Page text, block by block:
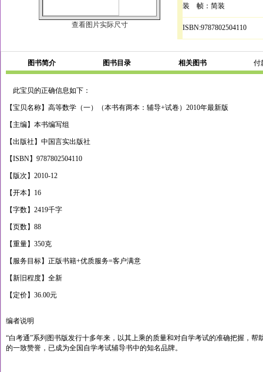
查看图片实际尺寸
装 帧：简装
ISBN:9787802504110
图书简介 图书目录 相关图书 付
此宝贝的正确信息如下：
【宝贝名称】高等数学（一）（本书有两本：辅导+试卷）2010年最新版
【主编】本书编写组
【出版社】中国言实出版社
【ISBN】9787802504110
【版次】2010-12
【开本】16
【字数】2419千字
【页数】88
【重量】350克
【服务目标】正版书籍+优质服务=客户满意
【新旧程度】全新
【定价】36.00元
编者说明
“白考通”系列图书版发行十多年来，以其上乘的质量和对自学考试的准确把握，
的一致赞誉，已成为全国自学考试辅导书中的知名品牌。